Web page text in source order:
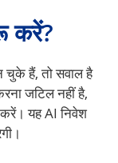
करें?
हैं, तो सवाल है
जटिल नहीं है,
यह AI निवेश